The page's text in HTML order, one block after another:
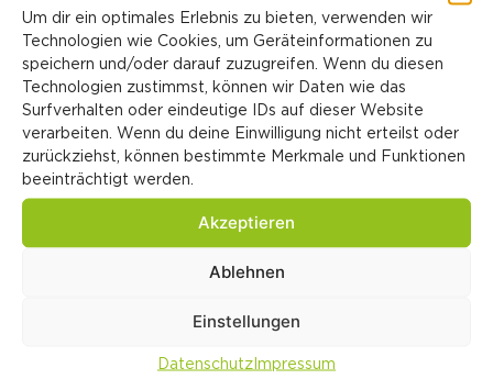
Um dir ein optimales Erlebnis zu bieten, verwenden wir
Technologien wie Cookies, um Geräteinformationen zu
speichern und/oder darauf zuzugreifen. Wenn du diesen
Technologien zustimmst, können wir Daten wie das
Surfverhalten oder eindeutige IDs auf dieser Website
verarbeiten. Wenn du deine Einwilligung nicht erteilst oder
zurückziehst, können bestimmte Merkmale und Funktionen
beeinträchtigt werden.
Akzeptieren
Ablehnen
Einstellungen
DatenschutzImpressum
Fahrzeugzustand:
Occasion
Verkaufspreis:
CHF 49'900.00
Katalogpreis:
CHF 42'900.00
Identifikationsnummern
LIGA Nummer: 0042432/26
Sonderausstattung
Serienausstattung